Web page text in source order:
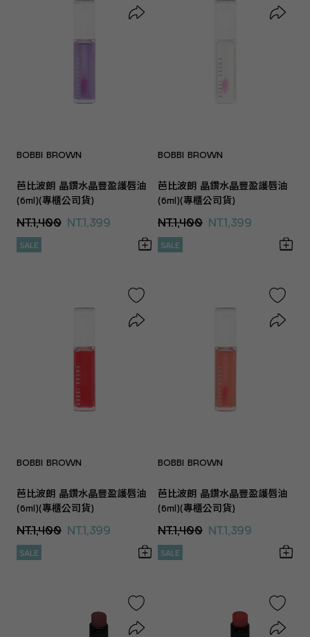
BOBBI BROWN
芭比波朗 晶鑽水晶豐盈護唇油
(6ml)(專櫃公司貨)
NT.1,400 NT.1,399
SALE
BOBBI BROWN
芭比波朗 晶鑽水晶豐盈護唇油
(6ml)(專櫃公司貨)
NT.1,400 NT.1,399
SALE
BOBBI BROWN
芭比波朗 晶鑽水晶豐盈護唇油
(6ml)(專櫃公司貨)
NT.1,400 NT.1,399
SALE
BOBBI BROWN
芭比波朗 晶鑽水晶豐盈護唇油
(6ml)(專櫃公司貨)
NT.1,400 NT.1,399
SALE